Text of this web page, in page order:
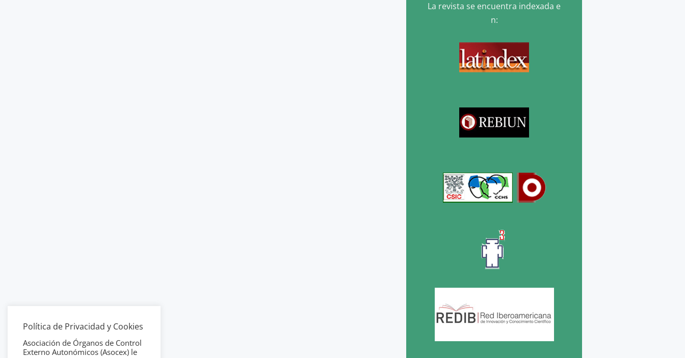
La revista se encuentra indexada e
n:
Política de Privacidad y Cookies
Asociación de Órganos de Control
Externo Autonómicos (Asocex) le